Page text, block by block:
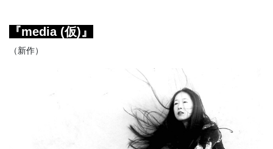
『media (仮)』
（新作）